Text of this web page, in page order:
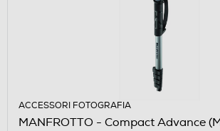
ACCESSORI FOTOGRAFIA
MANFROTTO - Compact Advance